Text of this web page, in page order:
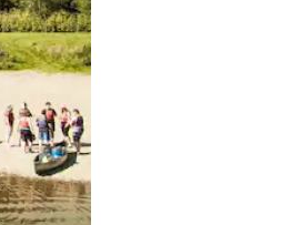
tocando y deslizando la pantalla.